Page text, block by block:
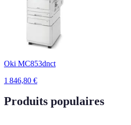
Oki MC853dnct
1 846,80 €
Produits populaires